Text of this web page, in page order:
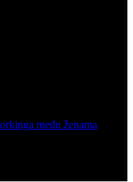
među ženama